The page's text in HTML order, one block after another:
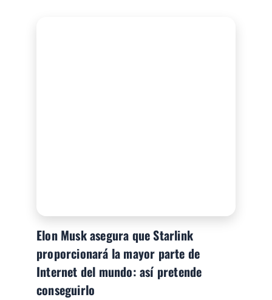
Elon Musk asegura que Starlink
proporcionará la mayor parte de
Internet del mundo: así pretende
conseguirlo